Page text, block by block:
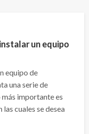
un equipo
equipo de
una serie de
importante es
cuales se desea